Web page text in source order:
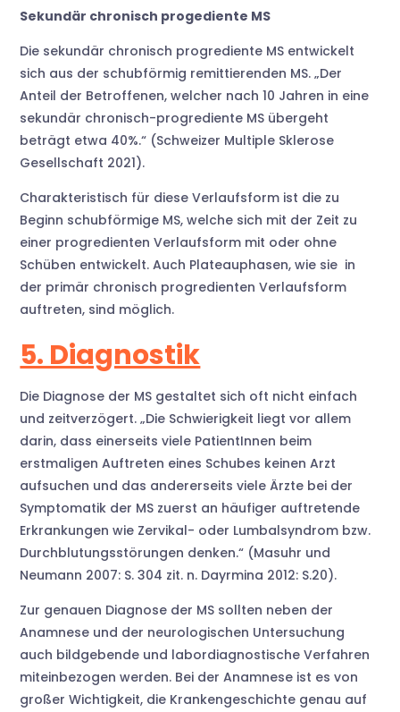
Sekundär chronisch progediente MS
Die sekundär chronisch progrediente MS entwickelt
sich aus der schubförmig remittierenden MS. „Der
Anteil der Betroffenen, welcher nach 10 Jahren in eine
sekundär chronisch-progrediente MS übergeht
beträgt etwa 40%.“ (Schweizer Multiple Sklerose
Gesellschaft 2021).
Charakteristisch für diese Verlaufsform ist die zu
Beginn schubförmige MS, welche sich mit der Zeit zu
einer progredienten Verlaufsform mit oder ohne
Schüben entwickelt. Auch Plateauphasen, wie sie in
der primär chronisch progredienten Verlaufsform
auftreten, sind möglich.
5. Diagnostik
Die Diagnose der MS gestaltet sich oft nicht einfach
und zeitverzögert. „Die Schwierigkeit liegt vor allem
darin, dass einerseits viele PatientInnen beim
erstmaligen Auftreten eines Schubes keinen Arzt
aufsuchen und das andererseits viele Ärzte bei der
Symptomatik der MS zuerst an häufiger auftretende
Erkrankungen wie Zervikal- oder Lumbalsyndrom bzw.
Durchblutungsstörungen denken.“ (Masuhr und
Neumann 2007: S. 304 zit. n. Dayrmina 2012: S.20).
Zur genauen Diagnose der MS sollten neben der
Anamnese und der neurologischen Untersuchung
auch bildgebende und labordiagnostische Verfahren
miteinbezogen werden. Bei der Anamnese ist es von
großer Wichtigkeit, die Krankengeschichte genau auf